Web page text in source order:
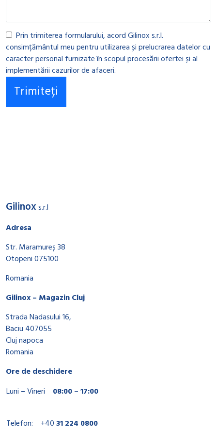
Prin trimiterea formularului, acord Gilinox s.r.l.
consimțământul meu pentru utilizarea și prelucrarea datelor cu
caracter personal furnizate în scopul procesării ofertei și al
implementării cazurilor de afaceri.
Gilinoxs.r.l
Adresa
Str. Maramureș 38
Otopeni 075100
Romania
Gilinox – Magazin Cluj
Strada Nadasului 16,
Baciu 407055
Cluj napoca
Romania
Ore de deschidere
Luni – Vineri
08:00 – 17:00
Telefon: +4031 224 0800